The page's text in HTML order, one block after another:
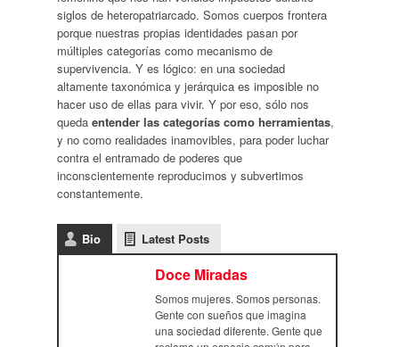
siglos de heteropatriarcado. Somos cuerpos frontera
porque nuestras propias identidades pasan por
múltiples categorías como mecanismo de
supervivencia. Y es lógico: en una sociedad
altamente taxonómica y jerárquica es imposible no
hacer uso de ellas para vivir. Y por eso, sólo nos
queda entender las categorías como herramientas,
y no como realidades inamovibles, para poder luchar
contra el entramado de poderes que
inconscientemente reproducimos y subvertimos
constantemente.
Bio Latest Posts
Doce Miradas
Somos mujeres. Somos personas.
Gente con sueños que imagina
una sociedad diferente. Gente que